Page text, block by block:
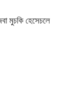
মুচকি হেসেচলে